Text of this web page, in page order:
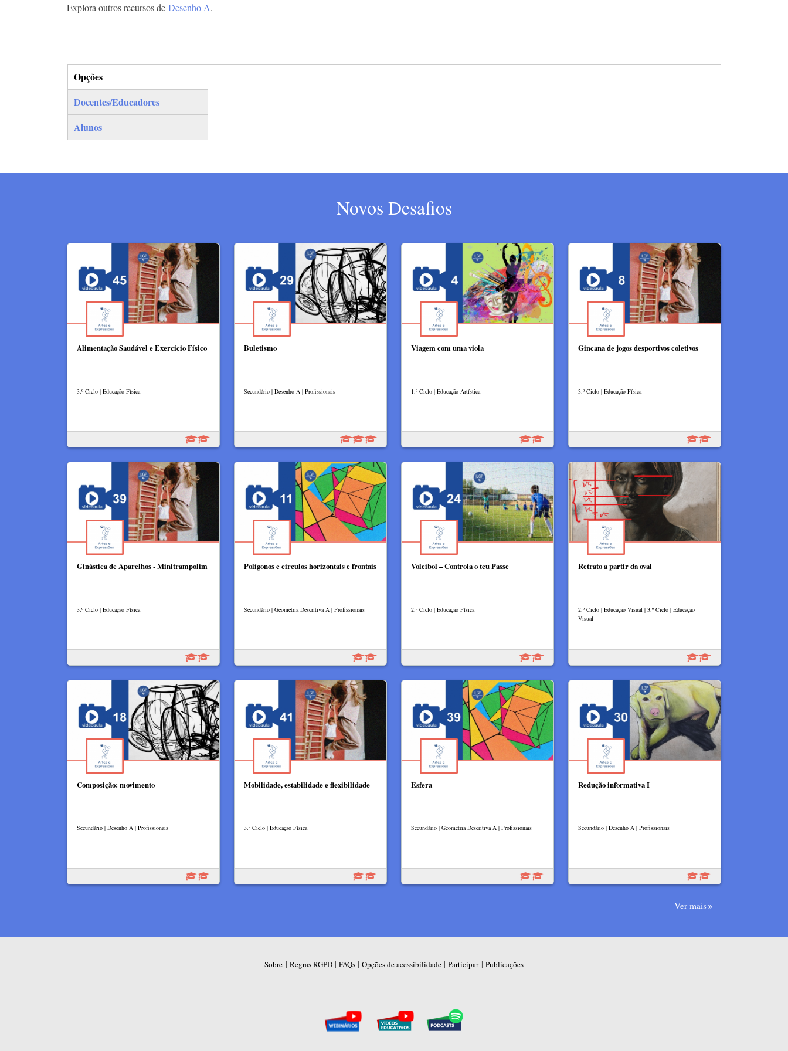
Explora outros recursos de Desenho A.
Opções
(separador ativo)
Docentes/Educadores
Alunos
Novos Desafios
Alimentação Saudável e Exercício Físico
3.º Ciclo | Educação Física
Buletismo
Secundário | Desenho A | Profissionais
Viagem com uma viola
1.º Ciclo | Educação Artística
Gincana de jogos desportivos coletivos
3.º Ciclo | Educação Física
Ginástica de Aparelhos - Minitrampolim
3.º Ciclo | Educação Física
Polígonos e círculos horizontais e frontais
Secundário | Geometria Descritiva A | Profissionais
Voleibol – Controla o teu Passe
2.º Ciclo | Educação Física
Retrato a partir da oval
2.º Ciclo | Educação Visual | 3.º Ciclo | Educação
Visual
Composição: movimento
Secundário | Desenho A | Profissionais
Mobilidade, estabilidade e flexibilidade
3.º Ciclo | Educação Física
Esfera
Secundário | Geometria Descritiva A | Profissionais
Redução informativa I
Secundário | Desenho A | Profissionais
Ver mais
Sobre | Regras RGPD | FAQs | Opções de acessibilidade | Participar| Publicações